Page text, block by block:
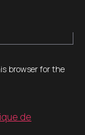
browser for the
de